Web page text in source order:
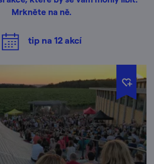
Mrkněte na ně.
tip na 12akcí